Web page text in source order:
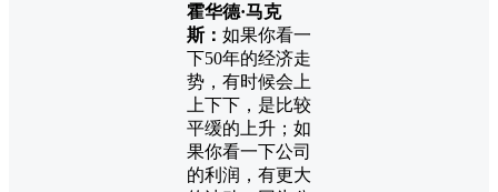
霍华德·马克
斯： 如果你看一
下50年的经济走
势，有时候会上
上下下，是比较
平缓的上升；如
果你看一下公司
的利润，有更大